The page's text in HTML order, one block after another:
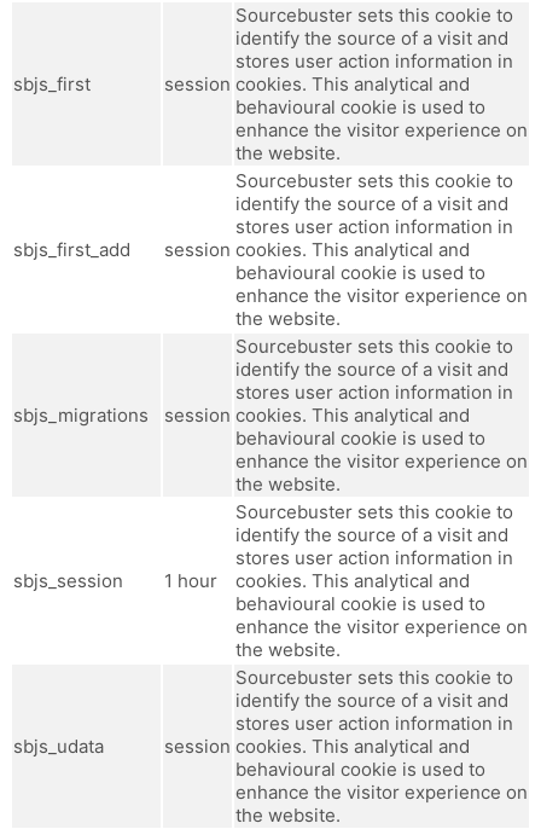
sbjs_first session
Sourcebuster sets this cookie to
identify the source of a visit and
stores user action information in
cookies. This analytical and
behavioural cookie is used to
enhance the visitor experience on
the website.
sbjs_first_add session
Sourcebuster sets this cookie to
identify the source of a visit and
stores user action information in
cookies. This analytical and
behavioural cookie is used to
enhance the visitor experience on
the website.
sbjs_migrations session
Sourcebuster sets this cookie to
identify the source of a visit and
stores user action information in
cookies. This analytical and
behavioural cookie is used to
enhance the visitor experience on
the website.
sbjs_session 1 hour
Sourcebuster sets this cookie to
identify the source of a visit and
stores user action information in
cookies. This analytical and
behavioural cookie is used to
enhance the visitor experience on
the website.
sbjs_udata session
Sourcebuster sets this cookie to
identify the source of a visit and
stores user action information in
cookies. This analytical and
behavioural cookie is used to
enhance the visitor experience on
the website.